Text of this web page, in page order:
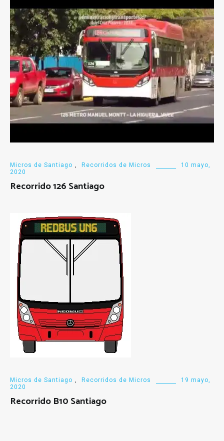
Micros de Santiago Recorridos de Micros
10 mayo,
2020
Recorrido 126 Santiago
Micros de Santiago Recorridos de Micros
19 mayo,
2020
Recorrido B10 Santiago